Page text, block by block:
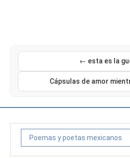
← esta es la
Cápsulas de amor
Poemas y poetas mexicanos